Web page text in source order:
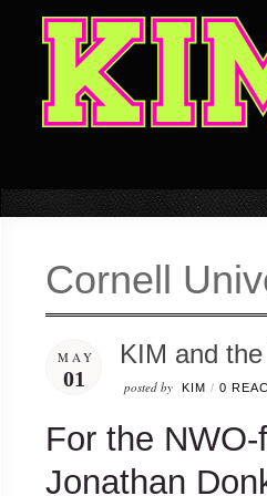
Cornell
MAY
01
KIM and
posted by KIM / 0
For the
Jonathan